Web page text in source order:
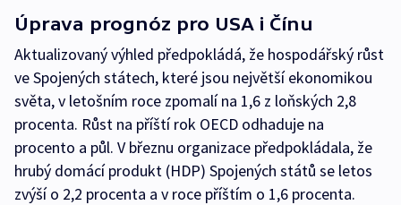
Úprava prognóz pro USA i Čínu
Aktualizovaný výhled předpokládá, že hospodářský růst
ve Spojených státech, které jsou největší ekonomikou
světa, v letošním roce zpomalí na 1,6 z loňských 2,8
procenta. Růst na příští rok OECD odhaduje na
procento a půl. V březnu organizace předpokládala, že
hrubý domácí produkt (HDP) Spojených států se letos
zvýší o 2,2 procenta a v roce příštím o 1,6 procenta.